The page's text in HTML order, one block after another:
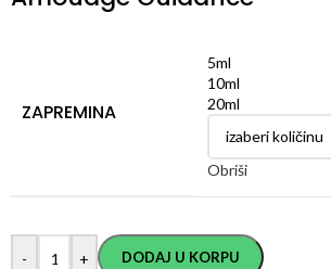
ZAPREMINA
5ml
10ml
20ml
Obriši
- + DODAJ U KORPU